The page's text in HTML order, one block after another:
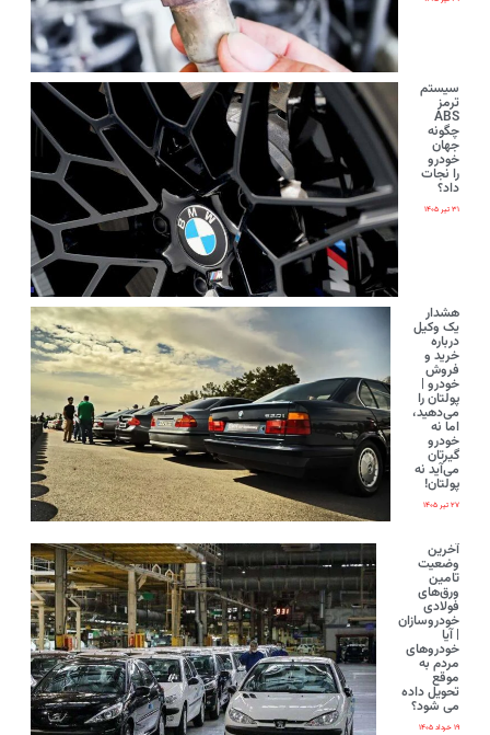
سیستم
ترمز
ABS
چگونه
جهان
خودرو
را نجات
داد؟
۳۱ تیر ۱۴۰۵
هشدار
یک وکیل
درباره
خرید و
فروش
خودرو |
پولتان را
می‌دهید،
اما نه
خودرو
گیرتان
می‌آید نه
پولتان!
۲۷ تیر ۱۴۰۵
آخرین
وضعیت
تامین
ورق‌های
فولادی
خودروسازان
| آیا
خودروهای
مردم به
موقع
تحویل داده
می شود؟
۱۹ خرداد ۱۴۰۵